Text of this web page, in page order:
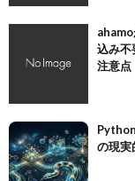
込み不
注意点
の現実